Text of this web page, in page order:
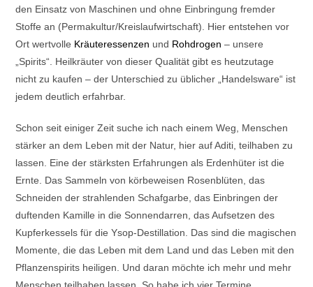
den Einsatz von Maschinen und ohne Einbringung fremder
Stoffe an (Permakultur/Kreislaufwirtschaft). Hier entstehen vor
Ort wertvolle Kräuteressenzen und Rohdrogen – unsere
„Spirits“. Heilkräuter von dieser Qualität gibt es heutzutage
nicht zu kaufen – der Unterschied zu üblicher „Handelsware“ ist
jedem deutlich erfahrbar.
Schon seit einiger Zeit suche ich nach einem Weg, Menschen
stärker an dem Leben mit der Natur, hier auf Aditi, teilhaben zu
lassen. Eine der stärksten Erfahrungen als Erdenhüter ist die
Ernte. Das Sammeln von körbeweisen Rosenblüten, das
Schneiden der strahlenden Schafgarbe, das Einbringen der
duftenden Kamille in die Sonnendarren, das Aufsetzen des
Kupferkessels für die Ysop-Destillation. Das sind die magischen
Momente, die das Leben mit dem Land und das Leben mit den
Pflanzenspirits heiligen. Und daran möchte ich mehr und mehr
Menschen teilhaben lassen. So habe ich vier Termine